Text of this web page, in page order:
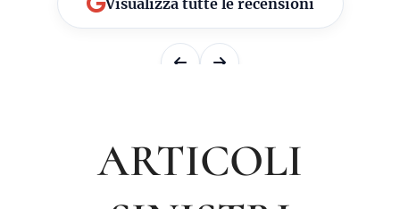
Visualizza tutte le recensioni
ARTICOLI